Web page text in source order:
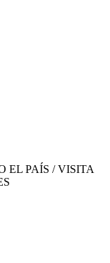
EL PAÍS / VISITA